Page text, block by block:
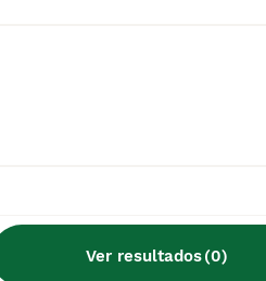
Ver resultados(0)
genéticos . Sin
afecciones
obesidad y
compañeros de larga